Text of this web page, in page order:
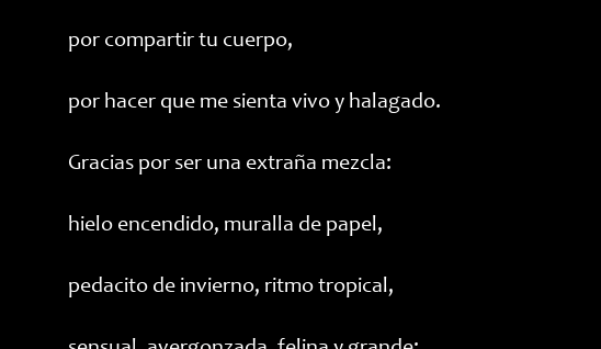
por compartir tu cuerpo,
por hacer que me sienta vivo y halagado.
Gracias por ser una extraña mezcla:
hielo encendido, muralla de papel,
pedacito de invierno, ritmo tropical,